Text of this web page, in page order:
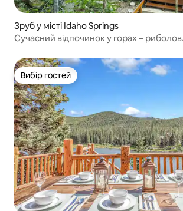
Зруб у місті Idaho Springs
Сучасний відпочинок у горах –
Вибір гостей
Вибір гостей